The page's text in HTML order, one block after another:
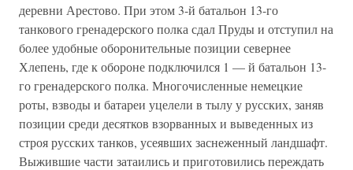
деревни Арестово. При этом 3-й батальон 13-го
танкового гренадерского полка сдал Пруды и отступил на
более удобные оборонительные позиции севернее
Хлепень, где к обороне подключился 1 — й батальон 13-
го гренадерского полка. Многочисленные немецкие
роты, взводы и батареи уцелели в тылу у русских, заняв
позиции среди десятков взорванных и выведенных из
строя русских танков, усеявших заснеженный ландшафт.
Выжившие части затаились и приготовились переждать